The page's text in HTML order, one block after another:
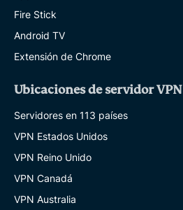
Fire Stick
Android TV
Extensión de Chrome
Ubicaciones de servidor VPN
Servidores en 113 países
VPN Estados Unidos
VPN Reino Unido
VPN Canadá
VPN Australia